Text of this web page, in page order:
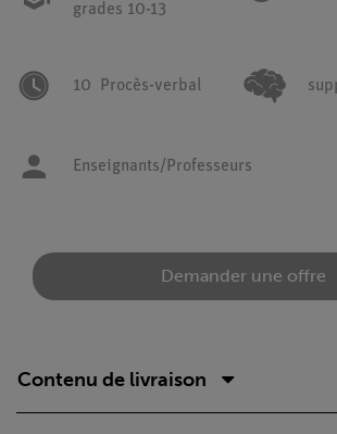
grades 10-13
10 Procès-verbal
Enseignants/Professeurs
Demander une offre
Contenu de livraison